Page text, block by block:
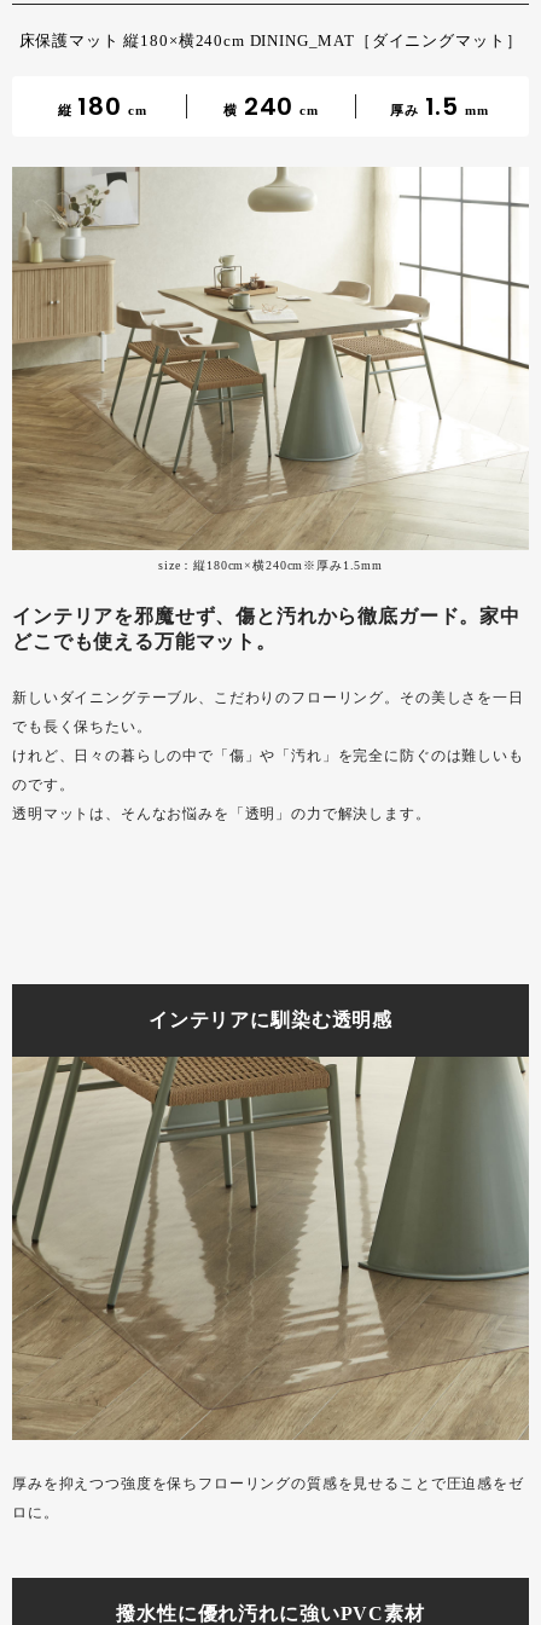
床保護マット 縦180×横240cm DINING_MAT［ダイニングマット］
縦 180 cm 横 240 cm 厚み 1.5 mm
size：縦180cm×横240cm※厚み1.5mm
インテリアを邪魔せず、傷と汚れから徹底ガード。家中
どこでも使える万能マット。
新しいダイニングテーブル、こだわりのフローリング。その美しさを一日
でも長く保ちたい。
けれど、日々の暮らしの中で「傷」や「汚れ」を完全に防ぐのは難しいも
のです。
透明マットは、そんなお悩みを「透明」の力で解決します。
インテリアに馴染む透明感
厚みを抑えつつ強度を保ちフローリングの質感を見せることで圧迫感をゼ
ロに。
撥水性に優れ汚れに強いPVC素材